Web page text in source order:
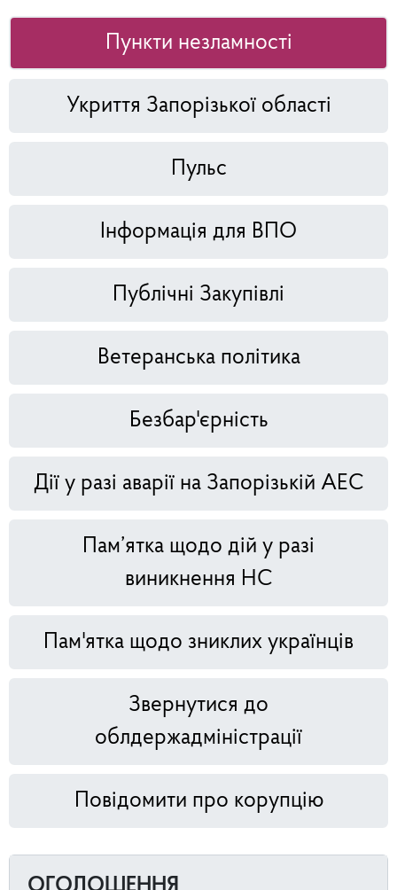
Пункти незламності
Укриття Запорізької області
Пульс
Інформація для ВПО
Публічні Закупівлі
Ветеранська політика
Безбар'єрність
Дії у разі аварії на Запорізькій АЕС
Пам’ятка щодо дій у разі
виникнення НС
Пам'ятка щодо зниклих українців
Звернутися до
облдержадміністрації
Повідомити про корупцію